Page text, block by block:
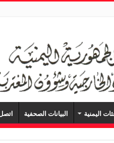
اليمنية البيانات الصحفية